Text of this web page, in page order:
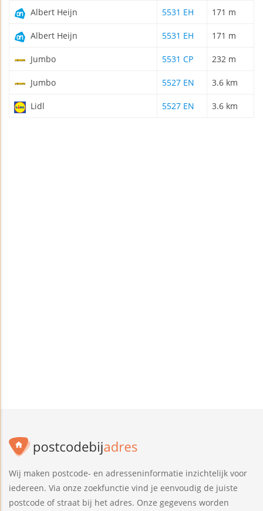
Albert Heijn 5531 EH 171 m
Albert Heijn 5531 EH 171 m
Jumbo 5531 CP 232 m
Jumbo 5527 EN 3.6 km
Lidl 5527 EN 3.6 km
Wij maken postcode- en adresseninformatie inzichtelijk voor
iedereen. Via onze zoekfunctie vind je eenvoudig de juiste
postcode of straat bij het adres. Onze gegevens worden